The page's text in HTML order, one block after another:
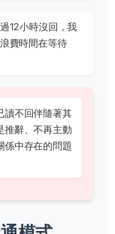
12小時沒回，我
費時間在等待
讀不回伴隨著其
推辭、不再主動
係中存在的問題